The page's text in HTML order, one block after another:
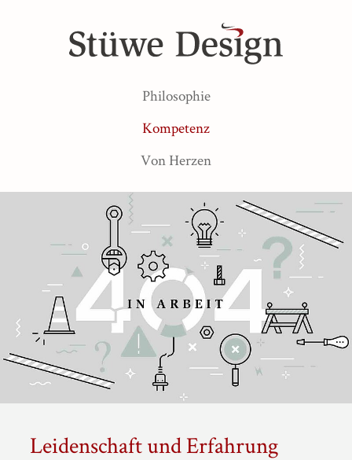
Philosophie
Kompetenz
Von Herzen
Leidenschaft und Erfahrung